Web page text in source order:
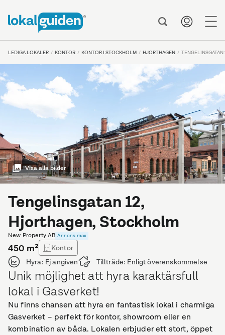
LEDIGA LOKALER KONTOR KONTOR I STOCKHOLM HJORTHAGEN TENGELINSGATAN
Visa alla bilder
Tengelinsgatan 12,
Hjorthagen, Stockholm
New Property AB Annons max
450 m²
Kontor
Hyra: Ej angiven Tillträde: Enligt överenskommelse
Unik möjlighet att hyra karaktärsfull
lokal i Gasverket!
Nu finns chansen att hyra en fantastisk lokal i charmiga
Gasverket – perfekt för kontor, showroom eller en
kombination av båda. Lokalen erbjuder ett stort, öppet